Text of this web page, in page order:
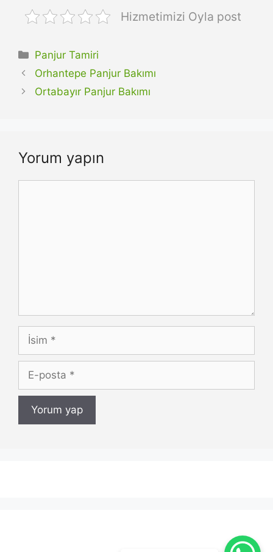
Hizmetimizi Oyla post
Kategoriler
Panjur Tamiri
Orhantepe Panjur Bakımı
Ortabayır Panjur Bakımı
Yorum yapın
İsim
posta